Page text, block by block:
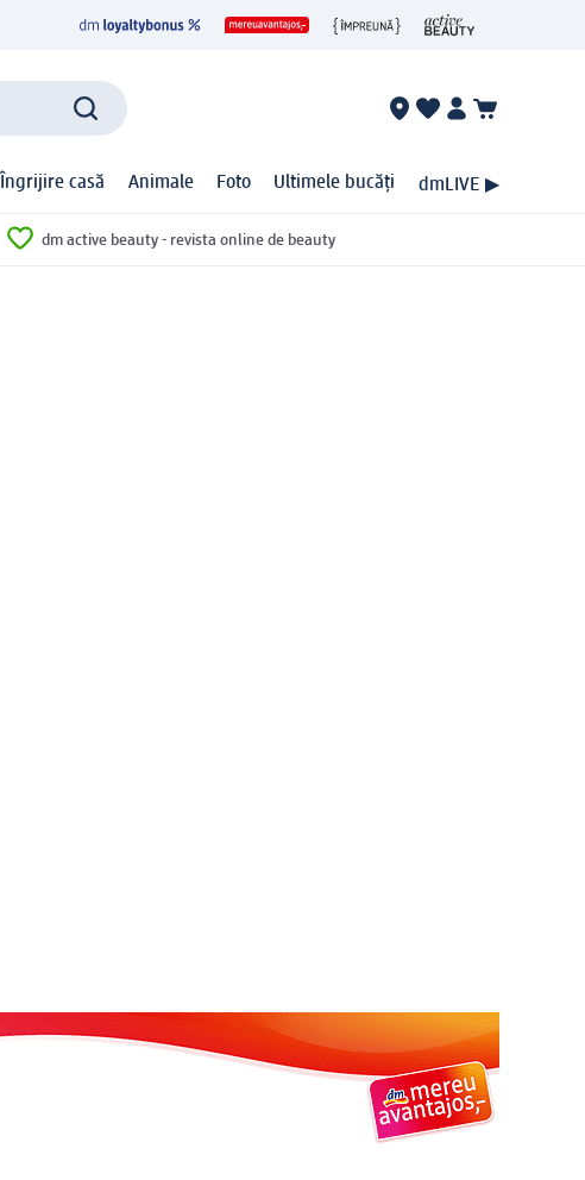
Îngrijire casă Animale Foto Ultimele bucăți dmLIVE ▶
dm active beauty - revista online de beauty